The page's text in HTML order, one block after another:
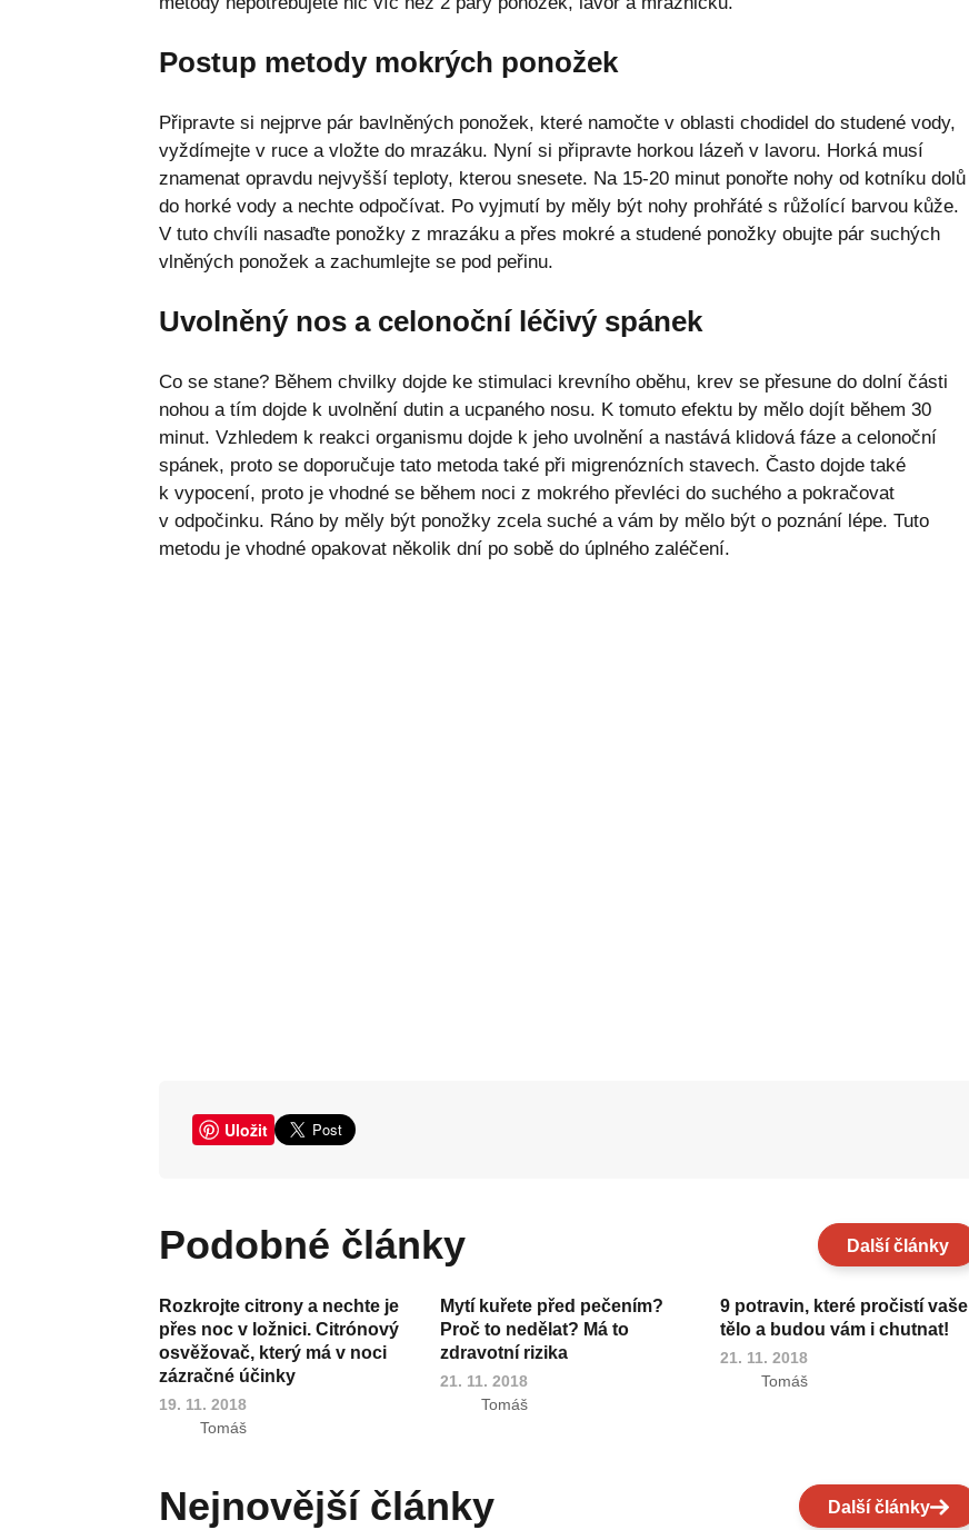
Postup metody mokrých ponožek
Připravte si nejprve pár bavlněných ponožek, které namočte v oblasti chodidel do studené vody,
vyždímejte v ruce a vložte do mrazáku. Nyní si připravte horkou lázeň v lavoru. Horká musí
znamenat opravdu nejvyšší teploty, kterou snesete. Na 15-20 minut ponořte nohy od kotníku dolů
do horké vody a nechte odpočívat. Po vyjmutí by měly být nohy prohřáté s růžolící barvou kůže.
V tuto chvíli nasaďte ponožky z mrazáku a přes mokré a studené ponožky obujte pár suchých
vlněných ponožek a zachumlejte se pod peřinu.
Uvolněný nos a celonoční léčivý spánek
Co se stane? Během chvilky dojde ke stimulaci krevního oběhu, krev se přesune do dolní části
nohou a tím dojde k uvolnění dutin a ucpaného nosu. K tomuto efektu by mělo dojít během 30
minut. Vzhledem k reakci organismu dojde k jeho uvolnění a nastává klidová fáze a celonoční
spánek, proto se doporučuje tato metoda také při migrenózních stavech. Často dojde také
k vypocení, proto je vhodné se během noci z mokrého převléci do suchého a pokračovat
v odpočinku. Ráno by měly být ponožky zcela suché a vám by mělo být o poznání lépe. Tuto
metodu je vhodné opakovat několik dní po sobě do úplného zaléčení.
Uložit
Podobné články Další články
Rozkrojte citrony a nechte je
přes noc v ložnici. Citrónový
osvěžovač, který má v noci
zázračné účinky
19. 11. 2018
Tomáš
Mytí kuřete před pečením?
Proč to nedělat? Má to
zdravotní rizika
21. 11. 2018
Tomáš
9 potravin, které pročistí vaše
tělo a budou vám i chutnat!
21. 11. 2018
Tomáš
Nejnovější články Další články